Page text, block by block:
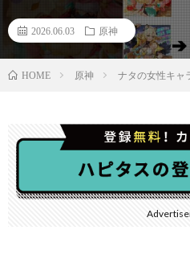
2026.06.03 原神
HOME 原神 ナタの女性キャ